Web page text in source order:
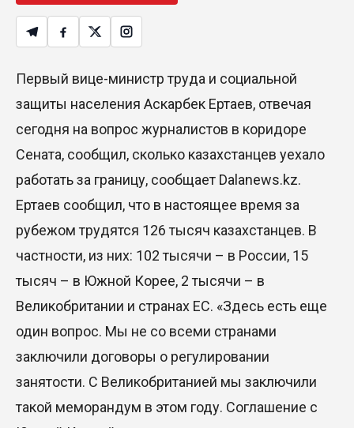
Первый вице-министр труда и социальной
защиты населения Аскарбек Ертаев, отвечая
сегодня на вопрос журналистов в коридоре
Сената, сообщил, сколько казахстанцев уехало
работать за границу, сообщает Dalanews.kz.
Ертаев сообщил, что в настоящее время за
рубежом трудятся 126 тысяч казахстанцев. В
частности, из них: 102 тысячи – в России, 15
тысяч – в Южной Корее, 2 тысячи – в
Великобритании и странах ЕС. «Здесь есть еще
один вопрос. Мы не со всеми странами
заключили договоры о регулировании
занятости. С Великобританией мы заключили
такой меморандум в этом году. Соглашение с